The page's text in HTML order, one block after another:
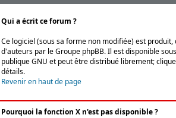
Qui a écrit ce forum ?
Ce logiciel (sous sa forme non modifiée) est
d'auteurs par leGroupe phpBB. Il est disponible
publique GNU et peut être distribué librement;
détails.
Revenir en haut de page
Pourquoi la fonction X n'est pas disponible ?